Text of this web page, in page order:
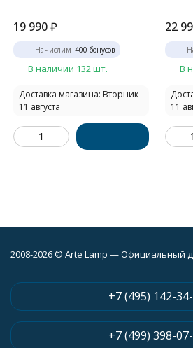
19 990₽
Начислим+400 бонусов
В наличии 132 шт.
Доставка магазина: Вторник
11 августа
22
В
11
2008-2026 © Arte Lamp — Официальный
+7 (495) 142-
+7 (499) 398-